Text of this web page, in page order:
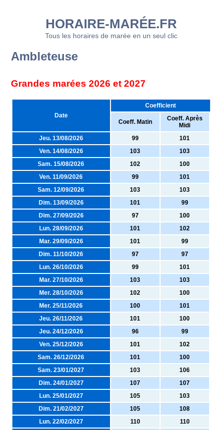
HORAIRE-MARÉE.FR
Tous les horaires de marée en un seul clic
Ambleteuse
Grandes marées 2026 et 2027
Date
Coefficient
Coeff. Matin
Coeff. Après
Midi
Jeu. 13/08/2026
99
101
Ven. 14/08/2026
103
103
Sam. 15/08/2026
102
100
Ven. 11/09/2026
99
101
Sam. 12/09/2026
103
103
Dim. 13/09/2026
101
99
Dim. 27/09/2026
97
100
Lun. 28/09/2026
101
102
Mar. 29/09/2026
101
99
Dim. 11/10/2026
97
97
Lun. 26/10/2026
99
101
Mar. 27/10/2026
103
103
Mer. 28/10/2026
102
100
Mer. 25/11/2026
100
101
Jeu. 26/11/2026
101
100
Jeu. 24/12/2026
96
99
Ven. 25/12/2026
101
102
Sam. 26/12/2026
101
100
Sam. 23/01/2027
103
106
Dim. 24/01/2027
107
107
Lun. 25/01/2027
105
103
Dim. 21/02/2027
105
108
Lun. 22/02/2027
110
110